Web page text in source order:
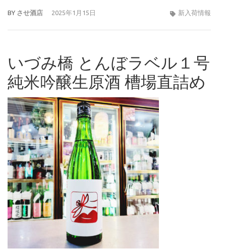
BY させ酒店 2025年1月15日 新入荷情報
いづみ橋 とんぼラベル１号
純米吟醸生原酒 槽場直詰め